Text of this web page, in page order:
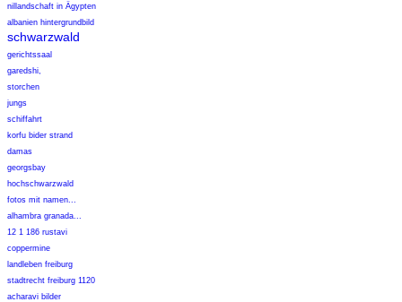
nillandschaft in Ägypten
albanien hintergrundbild
schwarzwald
gerichtssaal
garedshi,
storchen
jungs
schiffahrt
korfu bider strand
damas
georgsbay
hochschwarzwald
fotos mit namen...
alhambra granada...
12 1 186 rustavi
coppermine
landleben freiburg
stadtrecht freiburg 1120
acharavi bilder